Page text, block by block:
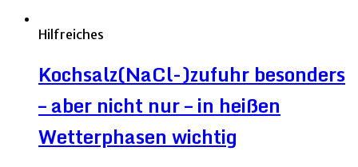
Hilfreiches
Kochsalz(NaCl-)zufuhr besonders
– aber nicht nur – in heißen
Wetterphasen wichtig